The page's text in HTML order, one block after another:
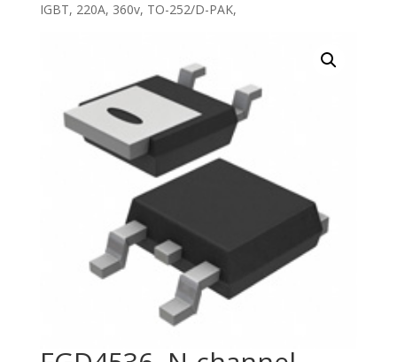
IGBT, 220A, 360v, TO-252/D-PAK,